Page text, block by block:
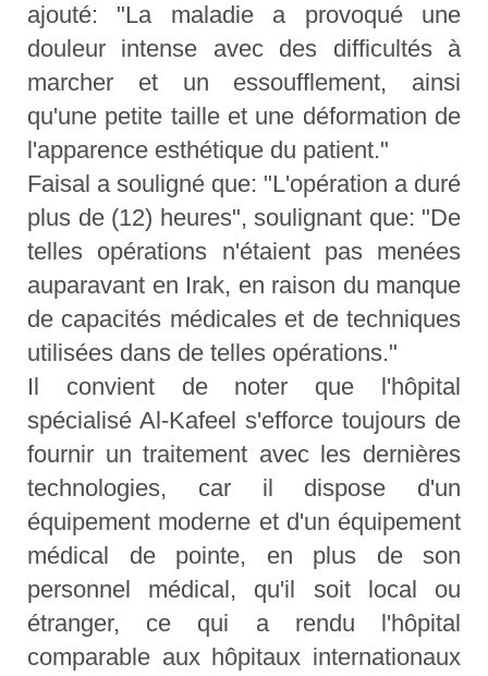
ajouté: "La maladie a provoqué une
douleur intense avec des difficultés à
marcher et un essoufflement, ainsi
qu'une petite taille et une déformation de
l'apparence esthétique du patient."
Faisal a souligné que: "L'opération a duré
plus de (12) heures", soulignant que: "De
telles opérations n'étaient pas menées
auparavant en Irak, en raison du manque
de capacités médicales et de techniques
utilisées dans de telles opérations."
Il convient de noter que l'hôpital
spécialisé Al-Kafeel s'efforce toujours de
fournir un traitement avec les dernières
technologies, car il dispose d'un
équipement moderne et d'un équipement
médical de pointe, en plus de son
personnel médical, qu'il soit local ou
étranger, ce qui a rendu l'hôpital
comparable aux hôpitaux internationaux